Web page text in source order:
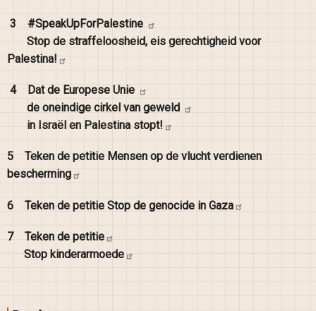
3
#SpeakUpForPalestine
Stop de straffeloosheid, eis gerechtigheid voor
Palestina!
4 Dat de Europese Unie
de oneindige cirkel van geweld
in Israël en Palestina stopt!
5 Teken de petitie Mensen op de vlucht verdienen
bescherming
6 Teken de petitie Stop de genocide in Gaza
7 Teken de petitie
Stop kinderarmoede